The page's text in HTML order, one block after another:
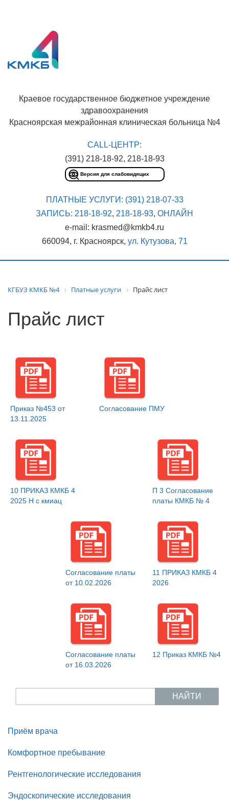
CALL-ЦЕНТР:
(391) 218-18-92, 218-18-93
Версия для слабовидящих
Краевое государственное бюджетное учреждение
здравоохранения
Красноярская межрайонная клиническая больница №4
ПЛАТНЫЕ УСЛУГИ: (391) 218-07-33
ЗАПИСЬ: 218-18-92, 218-18-93, ОНЛАЙН
e-mail: krasmed@kmkb4.ru
660094, г. Красноярск, ул. Кутузова, 71
КГБУЗ КМКБ №4 Платные услуги Прайс лист
Прайс лист
Приказ №453 от
13.11.2025
Согласование ПМУ
10 ПРИКАЗ КМКБ 4
2025 Н с кмиац
П 3 Согласование
платы КМКБ № 4
11 ПРИКАЗ КМКБ 4
2026
Согласование платы
от 10.02.2026
12 Приказ КМКБ №4
Согласование платы
от 16.03.2026
НАЙТИ
Наши услуги
Приём врача
Комфортное пребывание
Рентгенологические исследования
Эндоскопические исследования